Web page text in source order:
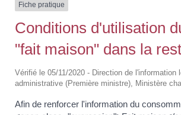
Fiche pratique
Conditions d'utilisation
"fait maison" dans la
Vérifié le 05/11/2020 - Direction de l'information
administrative (Première ministre), Ministère
Afin de renforcer l'information du